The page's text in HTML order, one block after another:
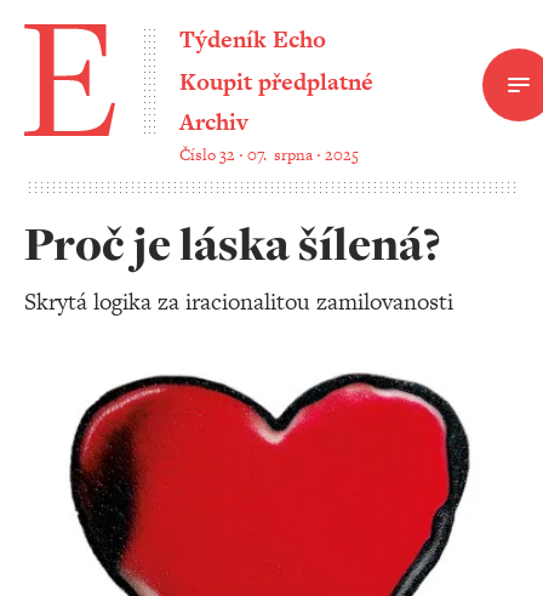
Týdeník Echo
Koupit předplatné
Archiv
Číslo 32 ‧ 07. srpna ‧ 2025
Proč je láska šílená?
Skrytá logika za iracionalitou zamilovanosti